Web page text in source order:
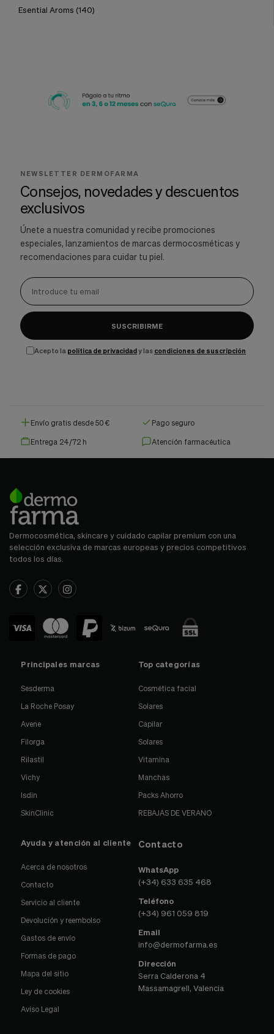
Esential Aroms (140)
NEWSLETTER DERMOFARMA
Consejos, novedades y descuentos
exclusivos
Únete a nuestra comunidad y recibe promociones
especiales, lanzamientos de marcas dermocosméticas y
recomendaciones para cuidar tu piel.
SUSCRIBIRME
Acepto la política de privacidady las condiciones de suscripción
Envío gratis desde 50 € Pago seguro
Entrega 24/72 h Atención farmacéutica
Dermocosmética, skincare y cuidado capilar premium con una
selección exclusiva de marcas europeas y precios competitivos
todos los días.
Principales marcas
Sesderma
La Roche Posay
Avene
Filorga
Rilastil
Vichy
Isdin
SkinClinic
Top categorías
Cosmética facial
Solares
Capilar
Solares
Vitamina
Manchas
Packs Ahorro
REBAJAS DE VERANO
Ayuda y atención al cliente
Acerca de nosotros
Contacto
Servicio al cliente
Devolución y reembolso
Gastos de envío
Formas de pago
Mapa del sitio
Ley de cookies
Aviso Legal
Contacto
WhatsApp
(+34) 633 635 468
Teléfono
(+34) 961 059 819
Email
info@dermofarma.es
Dirección
Serra Calderona 4
Massamagrell, Valencia